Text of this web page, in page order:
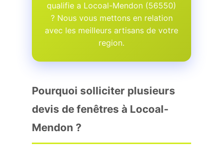
qualifie a Locoal-Mendon (56550)
? Nous vous mettons en relation
avec les meilleurs artisans de votre
region.
Pourquoi solliciter plusieurs
devis de fenêtres à Locoal-
Mendon ?